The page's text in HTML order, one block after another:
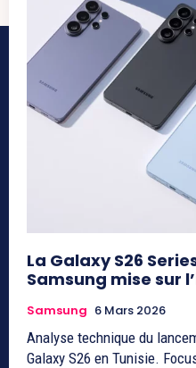
La Galaxy S26
Samsung mise sur
Samsung 6 Mars 2026
Analyse technique du
Galaxy S26 en Tunisie.